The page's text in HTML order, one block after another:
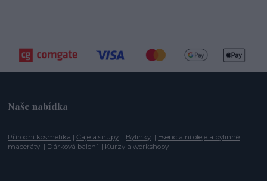
Naše nabídka
Přírodní kosmetika |Čaje a sirupy | Bylinky | Esenciální oleje a bylinné
maceráty | Dárková balení | Kurzy a workshopy